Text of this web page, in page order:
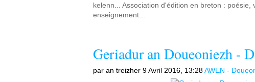
kelenn... Association d'édition en breton : poésie,
enseignement...
Geriadur an Doueoniezh -
par an treizher 9 Avril 2016, 13:28AWEN -